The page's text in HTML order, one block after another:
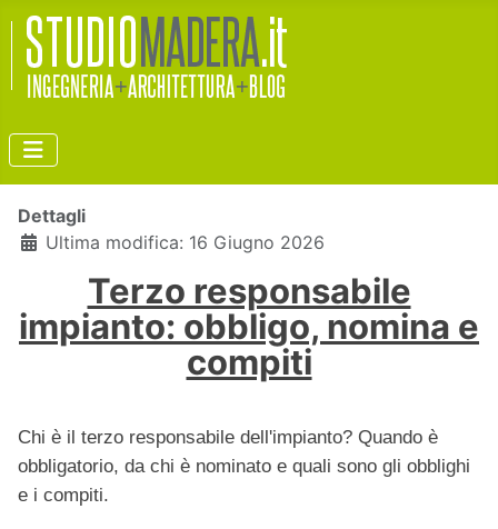
Dettagli
Ultima modifica: 16 Giugno 2026
Terzo responsabile
impianto: obbligo, nomina e
compiti
Chi è il terzo responsabile dell'impianto? Quando è
obbligatorio, da chi è nominato e quali sono gli obblighi
e i compiti.